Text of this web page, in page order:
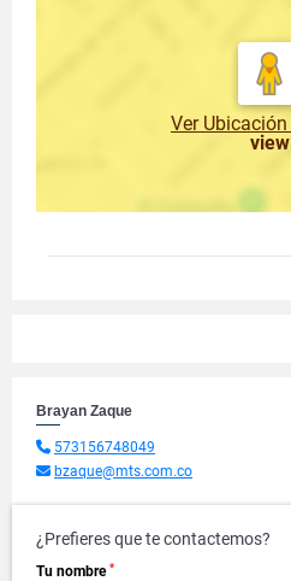
Ver Ubicación
view
Brayan Zaque
573156748049
bzaque@mts.com.co
¿Prefieres que te contactemos?
Tu nombre *